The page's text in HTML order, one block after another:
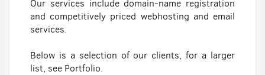
Our services include domain-name registration
and competitively priced webhosting and email
services.
Below is a selection of our clients, for a larger
list, see Portfolio.